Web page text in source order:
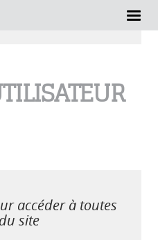
accéder à toutes
site